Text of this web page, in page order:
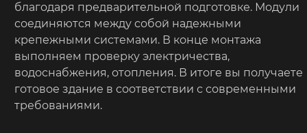
благодаря предварительной подготовке. Модули
соединяются между собой надежными
крепежными системами. В конце монтажа
выполняем проверку электричества,
водоснабжения, отопления. В итоге вы получаете
готовое здание в соответствии с современными
требованиями.